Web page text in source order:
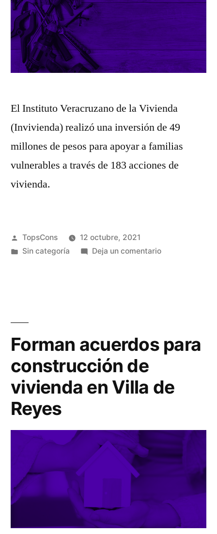
El Instituto Veracruzano de la Vivienda
(Invivienda) realizó una inversión de 49
millones de pesos para apoyar a familias
vulnerables a través de 183 acciones de
vivienda.
TopsCons
12 octubre, 2021
Sin categoría
Deja un comentario
Forman acuerdos para
construcción de
vivienda en Villa de
Reyes